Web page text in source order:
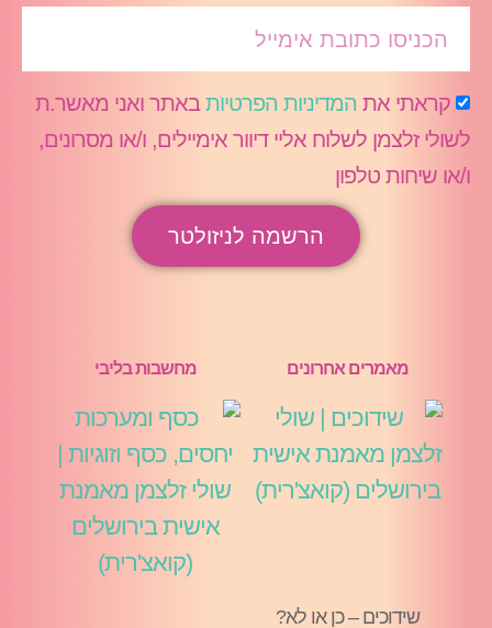
קראתי את המדיניות הפרטיותבאתר ואני מאשר.ת
לשולי זלצמן לשלוח אליי דיוור אימיילים, ו/או מסרונים,
ו/או שיחות טלפון
הרשמה לניזולטר
מאמרים אחרונים
שידוכים – כן או לא?
מחשבות בליבי